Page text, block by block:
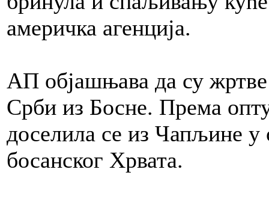
америчка агенција.
АП објашњава да су
Срби из Босне. Према
доселила се из Чапљине
босанског Хрвата.